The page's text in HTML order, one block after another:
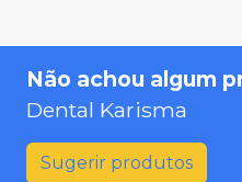
Não achou algum
Dental Karisma
Sugerir produtos